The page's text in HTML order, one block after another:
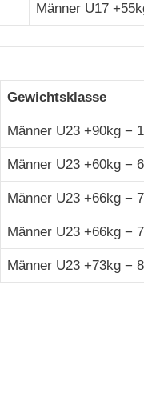
Männer U17
Gewichtsklasse
Männer U23 +90kg −
Männer U23 +60kg −
Männer U23 +66kg −
Männer U23 +66kg −
Männer U23 +73kg −